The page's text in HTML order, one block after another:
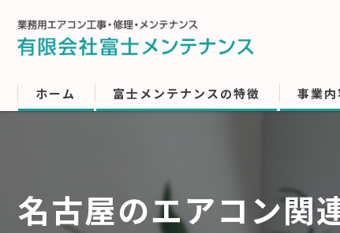
ホーム 富士メンテナンスの特徴 事業内
名古屋のエアコン関